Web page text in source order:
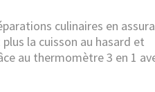
culinaires en
la cuisson au hasard et
au thermomètre 3 en 1